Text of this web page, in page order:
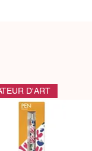
D'ART